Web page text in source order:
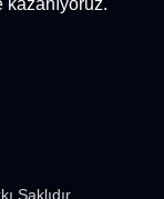
kazanıyoruz.
Saklıdır.